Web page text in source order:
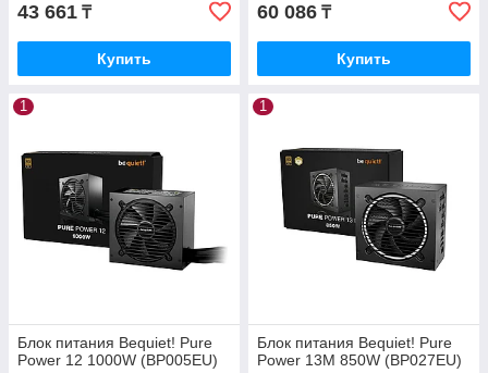
43 661 ₸
Купить
60 086 ₸
Купить
1
Блок питания Bequiet! Pure
Power 12 1000W (BP005EU)
1
Блок питания Bequiet! Pure
Power 13M 850W (BP027EU)